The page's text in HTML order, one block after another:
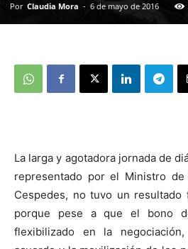
Por Claudia Mora - 6 de mayo de 2016
La larga y agotadora jornada de
representado por el Ministro de
Cespedes, no tuvo un
porque pese a que el bono
flexibilizado en la